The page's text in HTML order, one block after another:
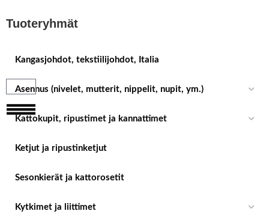
Tuoteryhmät
Kangasjohdot, tekstiilijohdot, Italia
Asennus (nivelet, mutterit, nippelit, nupit, ym.)
Kattokupit, ripustimet ja kannattimet
Ketjut ja ripustinketjut
Sesonkierät ja kattorosetit
Kytkimet ja liittimet